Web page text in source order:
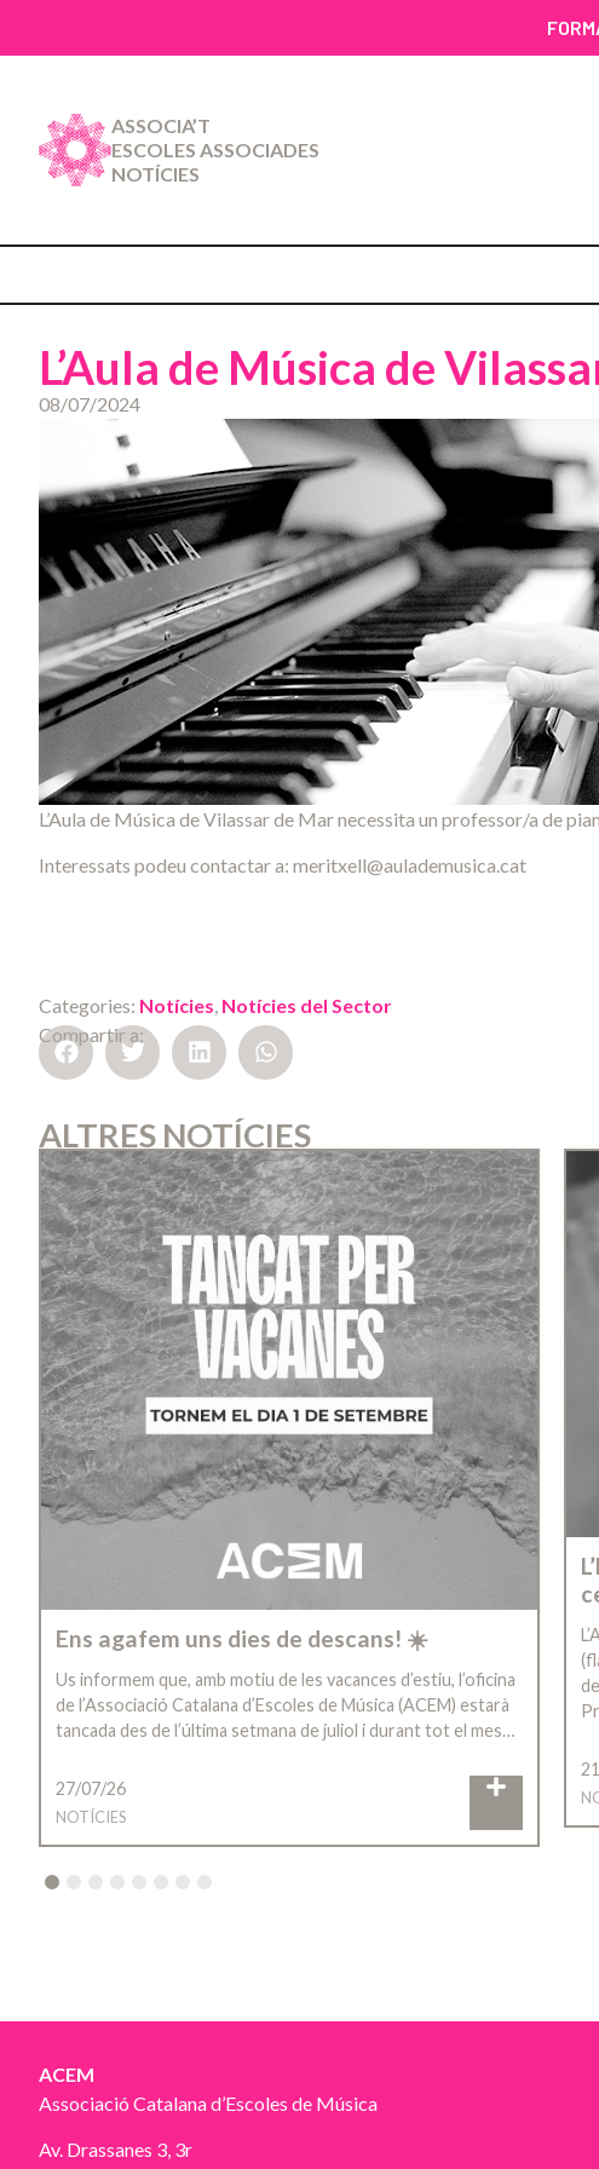
ASSOCIA’T
ESCOLES ASSOCIADES
NOTÍCIES
L’Aula de Música de
08/07/2024
L’Aula de Música de Vilassar de Mar necessita un professor/a de
Interessats podeu contactar a: meritxell@aulademusica.cat
Categories: Notícies Notícies del Sector
Compartir a:
ALTRES NOTÍCIES
Ens agafem uns dies de descans! ☀️
Us informem que, amb motiu de les vacances d’estiu, l’oficina
de l’Associació Catalana d’Escoles de Música (ACEM) estarà
tancada des de l’última setmana de juliol i durant tot el mes…
27/07/26
NOTÍCIES
4 5 6 7 8
ACEM
Associació Catalana d’Escoles de Música
Av. Drassanes 3, 3r